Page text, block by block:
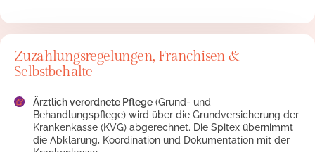
Zuzahlungsregelungen, Franchisen &
Selbstbehalte
Ärztlich verordnete Pflege (Grund- und
Behandlungspflege) wird über die Grundversicherung der
Krankenkasse (KVG) abgerechnet. Die Spitex übernimmt
die Abklärung, Koordination und Dokumentation mit der